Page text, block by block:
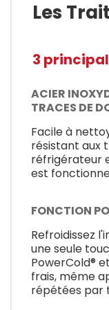
Les
3
ACIER
TRACES DE
Facile à
résistant aux
réfrigérateur
est
FONCTION
Refroidissez
une seule
PowerCold®
frais, même
répétées par